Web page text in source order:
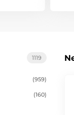
1119
(959)
(160)